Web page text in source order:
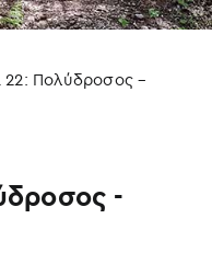
-
22: Πολύδροσος –